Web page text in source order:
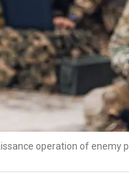
operation of enemy